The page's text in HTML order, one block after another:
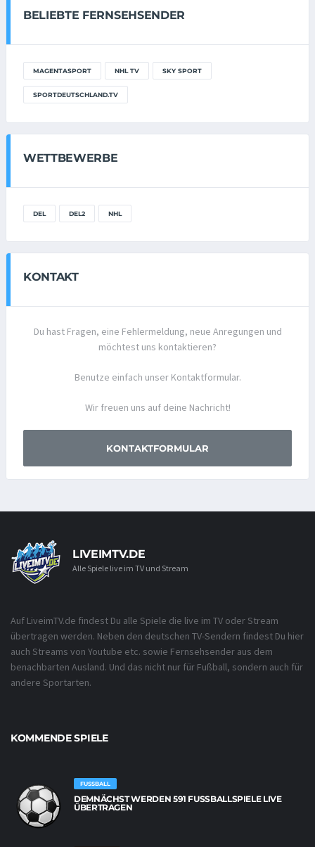
BELIEBTE FERNSEHSENDER
MAGENTASPORT NHL TV SKY SPORT
SPORTDEUTSCHLAND.TV
WETTBEWERBE
DEL DEL2 NHL
KONTAKT
Du hast Fragen, eine Fehlermeldung, neue Anregungen und
möchtest uns kontaktieren?
Benutze einfach unser Kontaktformular.
Wir freuen uns auf deine Nachricht!
KONTAKTFORMULAR
LIVEIMTV.DE
Alle Spiele live im TV und Stream
Auf LiveimTV.de findest Du alle Spiele die live im TV oder Stream
übertragen werden. Neben den deutschen TV-Sendern findest Du hier
auch Streams von Youtube etc. sowie Fernsehsender aus dem
benachbarten Ausland. Und das nicht nur für Fußball, sondern auch für
andere Sportarten.
KOMMENDE SPIELE
FUSSBALL
DEMNÄCHST WERDEN 591 FUSSBALLSPIELE LIVE Ü
BERTRAGEN